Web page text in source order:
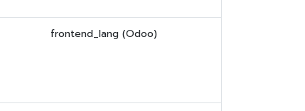
frontend_lang (Odoo)